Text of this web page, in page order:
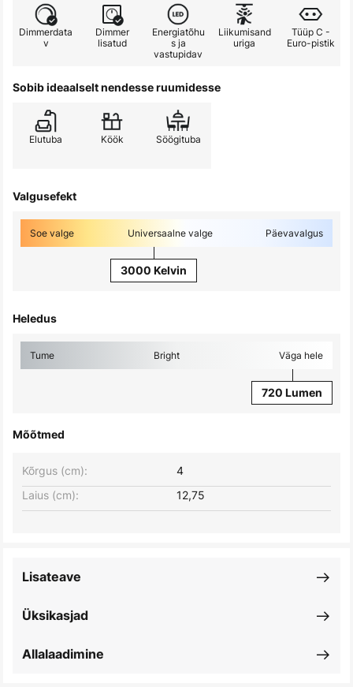
Dimmerdata
v
Dimmer
lisatud
Energiatõhu
s ja
vastupidav
Liikumisand
uriga
Tüüp C -
Euro-pistik
Sobib ideaalselt nendesse ruumidesse
Elutuba Köök Söögituba
Valgusefekt
Soe valge Universaalne valge Päevavalgus
3000 Kelvin
Heledus
Tume Bright Väga hele
720 Lumen
Mõõtmed
Laius (cm): 12,75
Kõrgus (cm): 4
Üksikasjad
Lisateave
Allalaadimine